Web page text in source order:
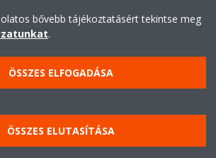
szabályzat
Etika
Üzleti Ügyfeleknek
bővebb tájékoztatásért tekintse meg
.
ÖSSZES ELFOGADÁSA
ÖSSZES ELUTASÍTÁSA